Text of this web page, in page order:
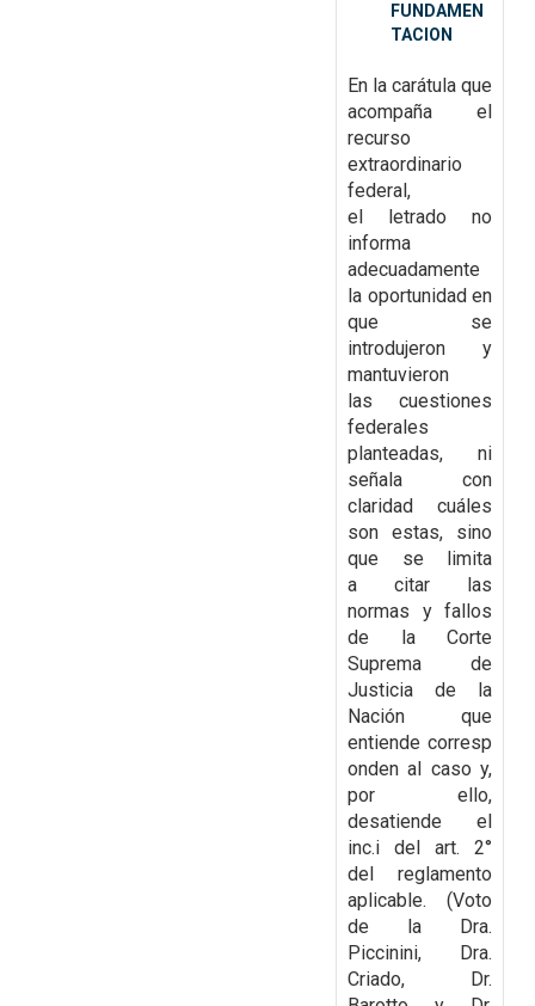
FUNDAMEN
TACION
En la carátula que
acompaña el
recurso
extraordinario
federal,
el
letrado no
informa
adecuadamente
la oportunidad en
que se
introdujeron y
mantuvieron
las cuestiones
federales
planteadas, ni
señala con
claridad cuáles
son estas, sino
que se limita
a citar las
normas y fallos
de la Corte
Suprema de
Justicia de la
Nación que
entiende corresp
onden al caso y,
por ello,
desatiende el
inc.i del art. 2°
del reglamento
aplicable. (Voto
de la Dra.
Piccinini, Dra.
Criado, Dr.